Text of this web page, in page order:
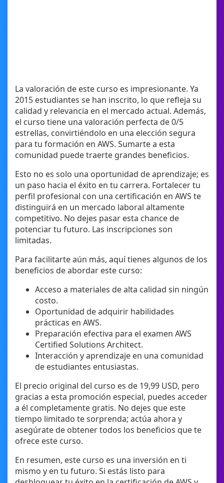
La valoración de este curso es impresionante. Ya
2015 estudiantes se han inscrito, lo que refleja su
calidad y relevancia en el mercado actual. Además,
el curso tiene una valoración perfecta de 0/5
estrellas, convirtiéndolo en una elección segura
para tu formación en AWS. Sumarte a esta
comunidad puede traerte grandes beneficios.
Esto no es solo una oportunidad de aprendizaje; es
un paso hacia el éxito en tu carrera. Fortalecer tu
perfil profesional con una certificación en AWS te
distinguirá en un mercado laboral altamente
competitivo. No dejes pasar esta chance de
potenciar tu futuro. Las inscripciones son
limitadas.
Para facilitarte aún más, aquí tienes algunos de los
beneficios de abordar este curso:
Acceso a materiales de alta calidad sin ningún
costo.
Oportunidad de adquirir habilidades
prácticas en AWS.
Preparación efectiva para el examen AWS
Certified Solutions Architect.
Interacción y aprendizaje en una comunidad
de estudiantes entusiastas.
El precio original del curso es de 19,99 USD, pero
gracias a esta promoción especial, puedes acceder
a él completamente gratis. No dejes que este
tiempo limitado te sorprenda; actúa ahora y
asegúrate de obtener todos los beneficios que te
ofrece este curso.
En resumen, este curso es una inversión en ti
mismo y en tu futuro. Si estás listo para